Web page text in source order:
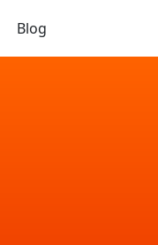
Blog